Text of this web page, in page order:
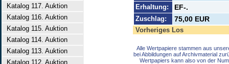
Katalog 117. Auktion
Katalog 116. Auktion
Katalog 115. Auktion
Katalog 114. Auktion
Katalog 113. Auktion
Katalog 112. Auktion
Erhaltung: EF-.
Zuschlag: 75,00 EUR
Vorheriges Los
Alle Wertpapiere stammen aus
bei Abbildungen auf Archivmaterial
Wertpapiers kann also von der